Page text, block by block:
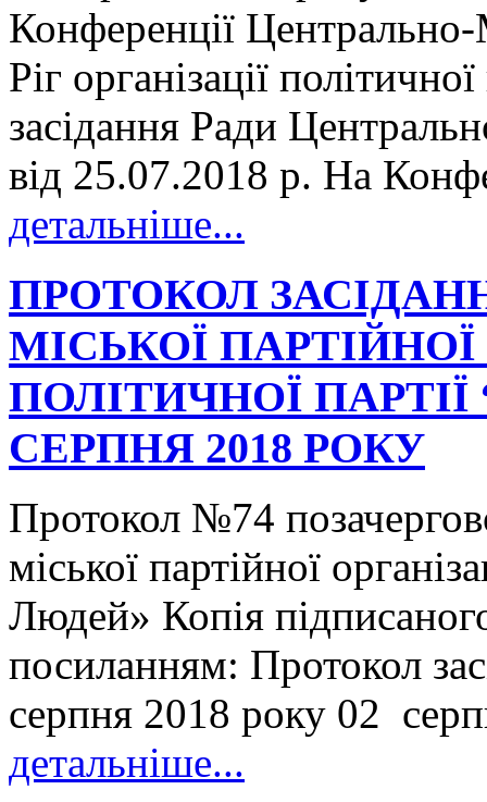
Конференції
Ріг організації
засідання Ради
від 25.07.2018 р. На
детальніше...
ПРОТОКОЛ
МІСЬКОЇ ПАРТІЙНОЇ
ПОЛІТИЧНОЇ
СЕРПНЯ 2018 РОКУ
Протокол №74
міської партійної
Людей» Копія
посиланням: Протокол
серпня 2018 року 02
детальніше...